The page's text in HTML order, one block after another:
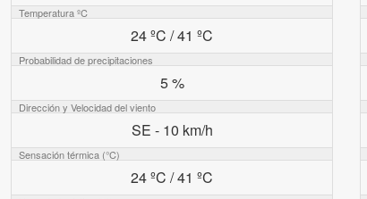
Temperatura ºC
24 ºC / 41 ºC
Probabilidad de precipitaciones
5 %
Dirección y Velocidad del viento
SE - 10 km/h
Sensación térmica (°C)
24 ºC / 41 ºC